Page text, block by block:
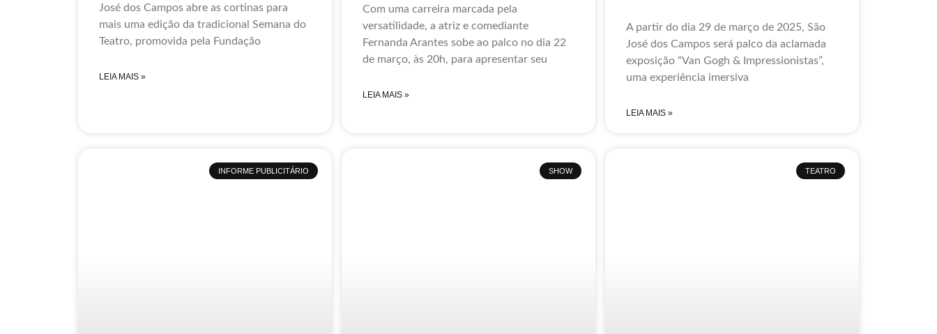
José dos Campos abre as cortinas para
mais uma edição da tradicional Semana do
Teatro, promovida pela Fundação
LEIA MAIS »
Com uma carreira marcada pela
versatilidade, a atriz e comediante
Fernanda Arantes sobe ao palco no dia 22
de março, às 20h, para apresentar seu
LEIA MAIS »
A partir do dia 29 de março de 2025, São
José dos Campos será palco da aclamada
exposição “Van Gogh & Impressionistas”,
uma experiência imersiva
LEIA MAIS »
INFORME PUBLICITÁRIO SHOW TEATRO